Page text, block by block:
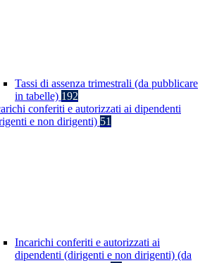
Tassi di assenza trimestrali (da pubblicare
in tabelle) 192
conferiti e autorizzati ai dipendenti
e non dirigenti) 51
Incarichi conferiti e autorizzati ai
dipendenti (dirigenti e non dirigenti) (da